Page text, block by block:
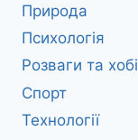
Природа
Психологія
Розваги та хобі
Спорт
Технології